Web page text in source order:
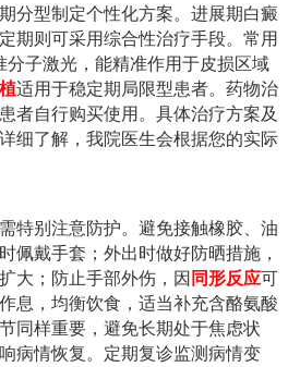
分型制定个性化方案。进展期白癜
期则可采用综合性治疗手段。常用
分子激光，能精准作用于皮损区域
适用于稳定期局限型患者。药物治
者自行购买使用。具体治疗方案及
细了解，我院医生会根据您的实际
特别注意防护。避免接触橡胶、油
佩戴手套；外出时做好防晒措施，
大；防止手部外伤，因 同形反应可
息，均衡饮食，适当补充含酪氨酸
同样重要，避免长期处于焦虑状
病情恢复。定期复诊监测病情变